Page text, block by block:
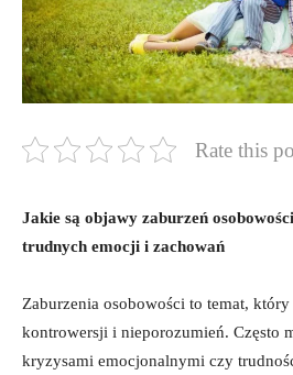
Rate this
Jakie są ⁣objawy zaburzeń
⁤trudnych emocji i zachowań
Zaburzenia osobowości to temat,
kontrowersji i nieporozumień. ‍Często
kryzysami emocjonalnymi ‍czy